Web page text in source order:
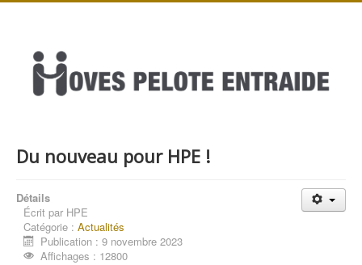
Du nouveau pour HPE !
Détails
Écrit par HPE
Catégorie : Actualités
Publication : 9 novembre 2023
Affichages : 12800